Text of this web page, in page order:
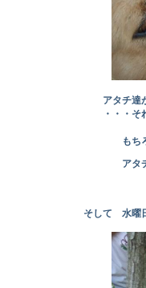
アタチ達が何
・・・それはア
もちろん す
アタチ やっぱ
そして 水曜日は